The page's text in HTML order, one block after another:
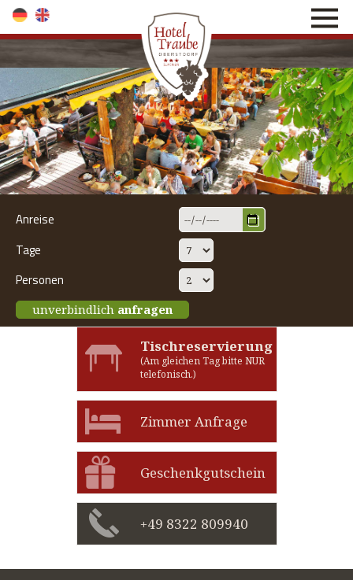
direkt zur Navigation
direkt zum Inhalt
Anreise
Tage
Personen
unverbindlich anfragen
Tischreservierung
(Am gleichen Tag bitte NUR
telefonisch.)
Zimmer Anfrage
Geschenkgutschein
+49 8322 809940